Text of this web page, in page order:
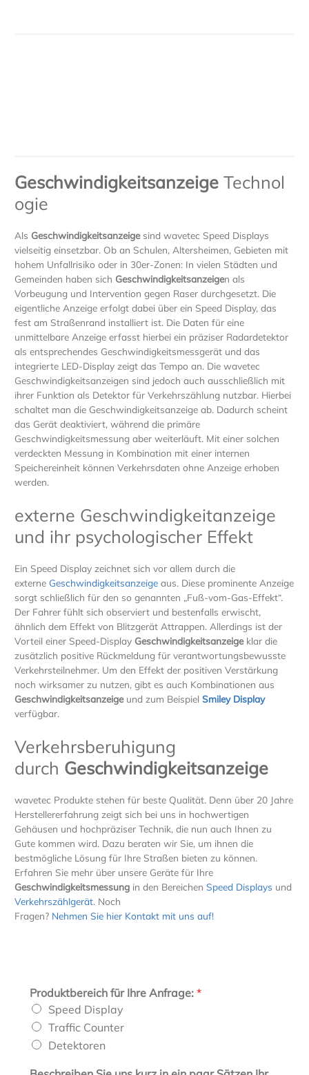
Geschwindigkeitsanzeige Technol
ogie
Als Geschwindigkeitsanzeigesind wavetec Speed Displays
vielseitig einsetzbar. Ob an Schulen, Altersheimen, Gebieten mit
hohem Unfallrisiko oder in 30er-Zonen: In vielen Städten und
Gemeinden haben sich Geschwindigkeitsanzeigen als
Vorbeugung und Intervention gegen Raser durchgesetzt. Die
eigentliche Anzeige erfolgt dabei über ein Speed Display, das
fest am Straßenrand installiert ist. Die Daten für eine
unmittelbare Anzeige erfasst hierbei ein präziser Radardetektor
als entsprechendes Geschwindigkeitsmessgerät und das
integrierte LED-Display zeigt das Tempo an. Die wavetec
Geschwindigkeitsanzeigen sind jedoch auch ausschließlich mit
ihrer Funktion als Detektor für Verkehrszählung nutzbar. Hierbei
schaltet man die Geschwindigkeitsanzeige ab. Dadurch scheint
das Gerät deaktiviert, während die primäre
Geschwindigkeitsmessung aber weiterläuft. Mit einer solchen
verdeckten Messung in Kombination mit einer internen
Speichereinheit können Verkehrsdaten ohne Anzeige erhoben
werden.
externe Geschwindigkeitanzeige
und ihr psychologischer Effekt
Ein Speed Display zeichnet sich vor allem durch die
externeGeschwindigkeitsanzeige aus. Diese prominente Anzeige
sorgt schließlich für den so genannten „Fuß-vom-Gas-Effekt“.
Der Fahrer fühlt sich observiert und bestenfalls erwischt,
ähnlich dem Effekt von Blitzgerät Attrappen. Allerdings ist der
Vorteil einer Speed-Display Geschwindigkeitsanzeigeklar die
zusätzlich positive Rückmeldung für verantwortungsbewusste
Verkehrsteilnehmer. Um den Effekt der positiven Verstärkung
noch wirksamer zu nutzen, gibt es auch Kombinationen aus
Geschwindigkeitsanzeigeund zum BeispielSmiley Display
verfügbar.
Verkehrsberuhigung
durch Geschwindigkeitsanzeige
wavetec Produkte stehen für beste Qualität. Denn über 20 Jahre
Herstellererfahrung zeigt sich bei uns in hochwertigen
Gehäusen und hochpräziser Technik, die nun auch Ihnen zu
Gute kommen wird. Dazu beraten wir Sie, um ihnen die
bestmögliche Lösung für Ihre Straßen bieten zu können.
Erfahren Sie mehr über unsere Geräte für Ihre
Geschwindigkeitsmessung in den BereichenSpeed Displays und
Verkehrszählgerät. Noch
Fragen? Nehmen Sie hier Kontakt mit uns auf!
Produktbereich für Ihre Anfrage: *
Speed Display
Traffic Counter
Detektoren